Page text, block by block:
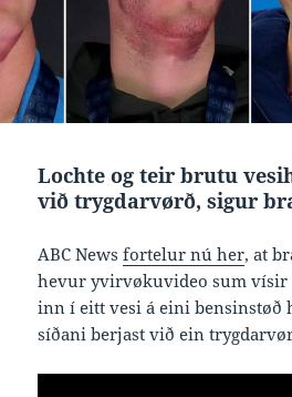
Lochte og teir brutu
við trygdarvørð, sigur
ABC Newsfortelur nú her, at
hevur yvirvøkuvideo sum vísir
inn í eitt vesi á eini bensinstøð
síðani berjast við ein